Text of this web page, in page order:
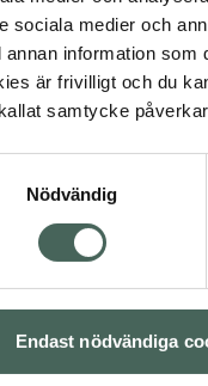
sociala medier och
annan information som
är frivilligt och du
samtycke
Nödvändig
Endast nödvändiga
NaglarNaglar
inom